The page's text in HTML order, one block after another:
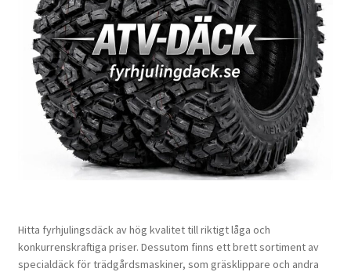
Hitta fyrhjulingsdäck av hög kvalitet till riktigt låga och
konkurrenskraftiga priser. Dessutom finns ett brett sortiment av
specialdäck för trädgårdsmaskiner, som gräsklippare och andra